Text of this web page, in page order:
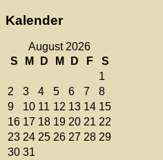
Kalender
August 2026
S
M D M D F
S
1
2
3 4 5 6 7
8
9
10 11 12 13 14 15
16 17 18 19 20 21 22
23 24 25 26 27 28 29
30 31